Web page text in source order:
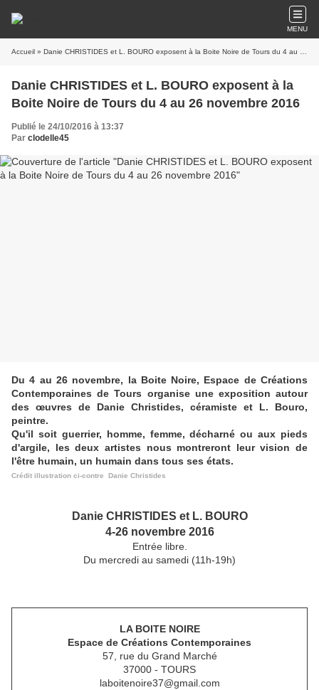
MENU
Accueil » Danie CHRISTIDES et L. BOURO exposent à la Boite Noire de Tours du 4 au 26 novembre 2016
Danie CHRISTIDES et L. BOURO exposent à la
Boite Noire de Tours du 4 au 26 novembre 2016
Publié le 24/10/2016 à 13:37
Par clodelle45
Du 4 au 26 novembre, la Boite Noire, Espace de Créations
Contemporaines de Tours organise une exposition autour
des œuvres de Danie Christides, céramiste et L. Bouro,
peintre.
Qu'il soit guerrier, homme, femme, décharné ou aux pieds
d'argile, les deux artistes nous montreront leur vision de
l'être humain, un humain dans tous ses états.
Crédit illustration ci-contre Danie Christides
Danie CHRISTIDES et L. BOURO
4-26 novembre 2016
Entrée libre.
Du mercredi au samedi (11h-19h)
LA BOITE NOIRE
Espace de Créations Contemporaines
57, rue du Grand Marché
37000 - TOURS
laboitenoire37@gmail.com